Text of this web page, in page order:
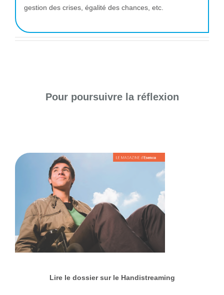
gestion des crises, égalité des chances, etc.
Pour poursuivre la réflexion
Lire le dossier sur le Handistreaming